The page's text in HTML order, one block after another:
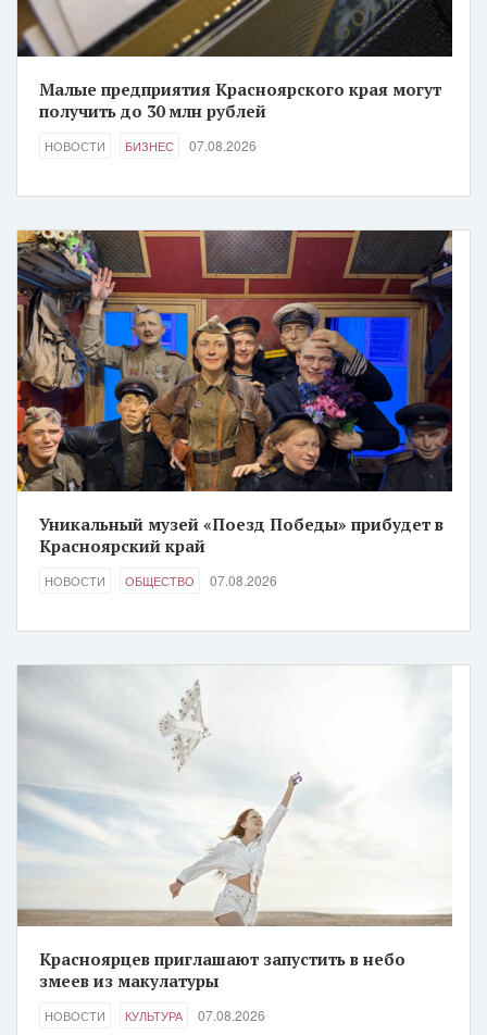
Малые предприятия Красноярского края могут
получить до 30 млн рублей
НОВОСТИ БИЗНЕС 07.08.2026
Уникальный музей «Поезд Победы» прибудет в
Красноярский край
НОВОСТИ ОБЩЕСТВО 07.08.2026
Красноярцев приглашают запустить в небо
змеев из макулатуры
НОВОСТИ КУЛЬТУРА 07.08.2026